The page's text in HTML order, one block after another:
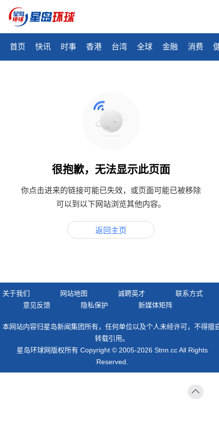
首页 快讯 时事 香港 台湾 全球 金融 消费
很抱歉，无法显示此页面
你点击进来的链接可能已失效，或页面可能已被移除
可以到以下网站浏览其他内容。
返回主页
关于我们 网站地图 诚聘英才
联系方式
意见反馈
隐私保护 新媒体矩阵
本网站内容归星岛新闻集团所有，任何单位以及个人未经许可，不得擅
转载引用。
星岛环球网版权所有 Copyright © 2005-2026 Stnn.cc All Rights
Reserved.